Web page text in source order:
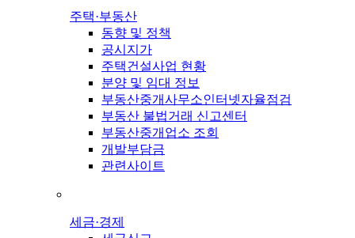
주택·부동산
동향 및 정책
공시지가
주택건설사업 현황
분양 및 임대 정보
부동산중개사무소인터넷자율점검
부동산 불법거래 신고센터
부동산중개업소 조회
개발부담금
관련사이트
세금·경제